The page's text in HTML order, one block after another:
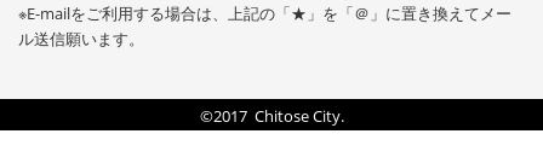
※E-mailをご利用する場合は、上記の「★」を「＠」に置き換えてメー
ル送信願います。
©2017 Chitose City.